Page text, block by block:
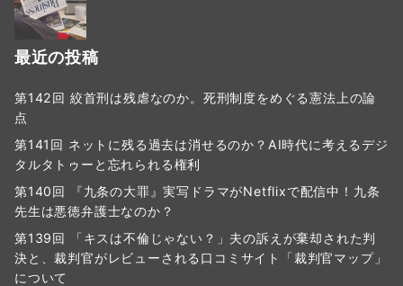
最近の投稿
第142回 絞首刑は残虐なのか。死刑制度をめぐる憲法上の論
点
第141回 ネットに残る過去は消せるのか？AI時代に考えるデジ
タルタトゥーと忘れられる権利
第140回 『九条の大罪』実写ドラマがNetflixで配信中！九条
先生は悪徳弁護士なのか？
第139回 「キスは不倫じゃない？」夫の訴えが棄却された判
決と、裁判官がレビューされる口コミサイト「裁判官マップ」
について